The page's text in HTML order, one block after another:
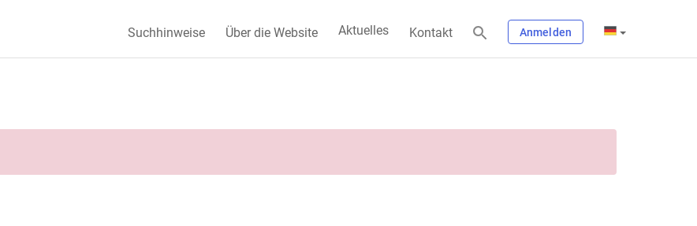
Suchhinweise Über die Website Aktuelles Kontakt Anmelden